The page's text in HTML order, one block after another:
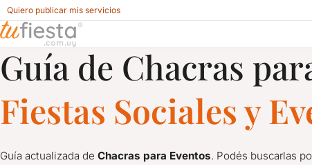
Quiero publicar mis servicios
Chacras para Fiestas y Eventos en Ciudad de Maldonado,
Guía de Chacras
Fiestas Sociales y
Guía actualizada de Chacras para Eventos. Podés buscarlas